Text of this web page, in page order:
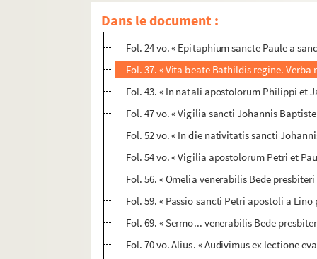
Dans le document :
Fol. 6 vo. « Miracula sancti Andree. Igitur
Fol. 17. « Vita sancti Maximini abbatis.
Fol. 24 vo. « Epitaphium sancte Paule a
Fol. 37. « Vita beate Bathildis regine.
Fol. 43. « In natali apostolorum Philippi et
Fol. 47 vo. « Vigilia sancti Johannis
Fol. 52 vo. « In die nativitatis sancti
Fol. 54 vo. « Vigilia apostolorum Petri et
Fol. 56. « Omelia venerabilis Bede
Fol. 59. « Passio sancti Petri apostoli a
Fol. 69. « Sermo... venerabilis Bede
Fol. 70 vo. Alius. « Audivimus ex lectione